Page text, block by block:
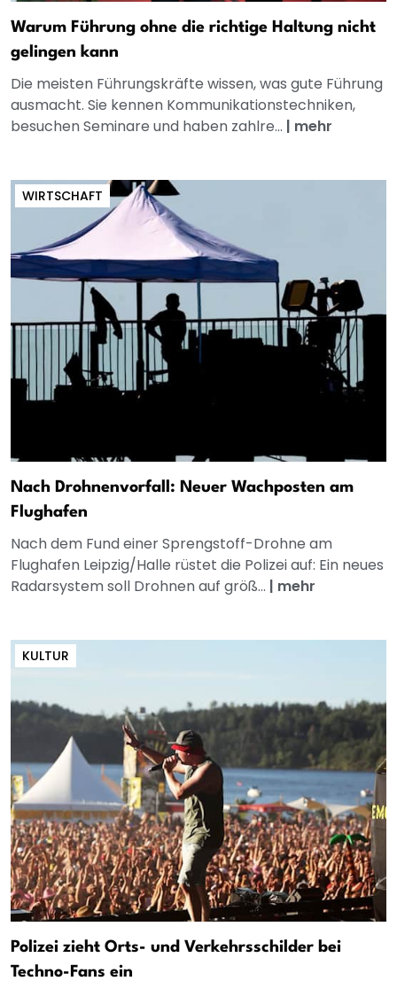
Warum Führung ohne die richtige Haltung nicht
gelingen kann
Die meisten Führungskräfte wissen, was gute Führung
ausmacht. Sie kennen Kommunikationstechniken,
besuchen Seminare und haben zahlre... | mehr
WIRTSCHAFT
Nach Drohnenvorfall: Neuer Wachposten am
Flughafen
Nach dem Fund einer Sprengstoff-Drohne am
Flughafen Leipzig/Halle rüstet die Polizei auf: Ein neues
Radarsystem soll Drohnen auf größ... | mehr
KULTUR
Polizei zieht Orts- und Verkehrsschilder bei
Techno-Fans ein